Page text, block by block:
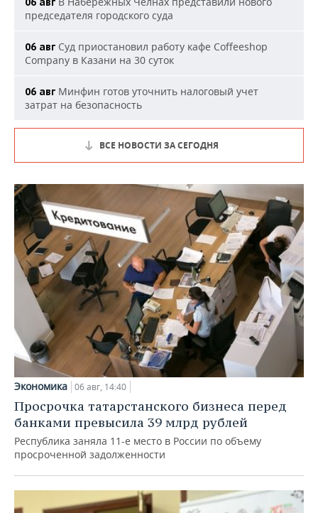
председателя городского суда
06 авг Суд приостановил работу кафе Coffeeshop
Company в Казани на 30 суток
06 авг Минфин готов уточнить налоговый учет
затрат на безопасность
ВСЕ НОВОСТИ ЗА СЕГОДНЯ
Экономика 06 авг, 14:40
Просрочка татарстанского бизнеса перед
банками превысила 39 млрд рублей
Республика заняла 11-е место в России по объему
просроченной задолженности